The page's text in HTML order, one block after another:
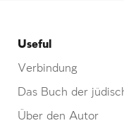
Useful
Verbindung
Das Buch der
Über den Autor